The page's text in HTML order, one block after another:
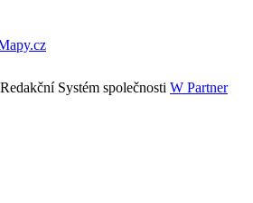
Systém společnosti W Partner